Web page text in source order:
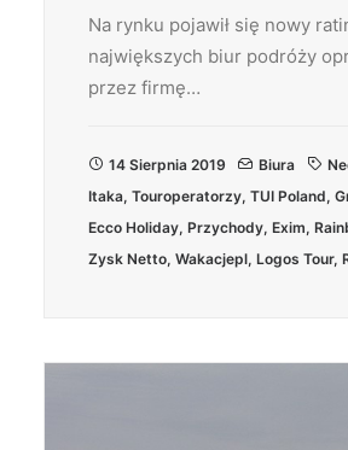
Na rynku pojawił się nowy
największych biur podróży
przez firmę…
14 Sierpnia 2019 Biura
Itaka, Touroperatorzy, TUI Poland,
Ecco Holiday, Przychody, Exim,
Zysk Netto, Wakacjepl, Logos Tour,